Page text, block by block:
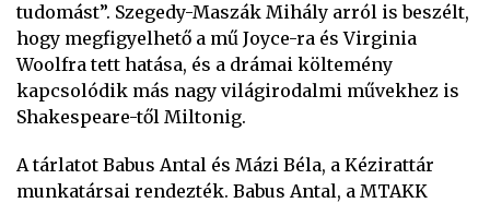
tudomást”. Szegedy-Maszák Mihály arról is beszélt,
hogy megfigyelhető a mű Joyce-ra és Virginia
Woolfra tett hatása, és a drámai költemény
kapcsolódik más nagy világirodalmi művekhez is
Shakespeare-től Miltonig.
A tárlatot Babus Antal és Mázi Béla, a Kézirattár
munkatársai rendezték. Babus Antal, a MTAKK